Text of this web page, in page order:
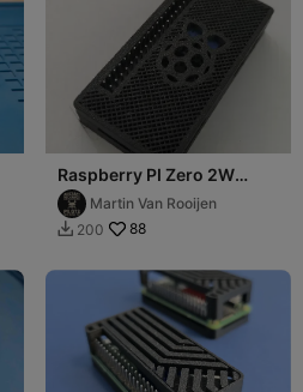
Raspberry PI Zero 2W
CasingMartin Van Rooijen
 200 88